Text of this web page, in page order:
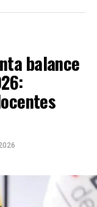
balance